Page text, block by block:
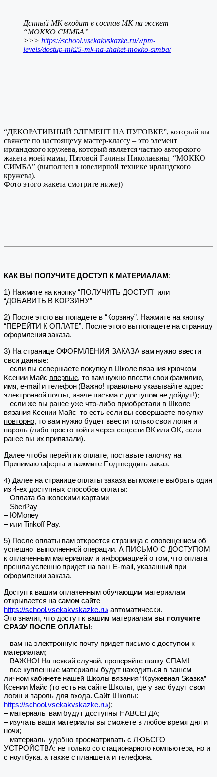
Данный МК входит в состав МК на жакет
“МОККО СИМБА”
>>> https://school.vsekakvskazke.ru/wpm-
levels/dostup-mk25-mk-na-zhaket-mokko-simba/
“ДЕКОРАТИВНЫЙ ЭЛЕМЕНТ НА ПУГОВКЕ”, который вы
свяжете по настоящему мастер-классу – это элемент
ирландского кружева, который является частью авторского
жакета моей мамы, Пятовой Галины Николаевны, “МОККО
СИМБА” (выполнен в ювелирной технике ирландского
кружева).
Фото этого жакета смотрите ниже))
КАК ВЫ ПОЛУЧИТЕ ДОСТУП К МАТЕРИАЛАМ:
1) Нажмите на кнопку “ПОЛУЧИТЬ ДОСТУП” или
“ДОБАВИТЬ В КОРЗИНУ”.
2) После этого вы попадете в “Корзину”. Нажмите на кнопку
“ПЕРЕЙТИ К ОПЛАТЕ”. После этого вы попадете на страницу
оформления заказа.
3) На странице ОФОРМЛЕНИЯ ЗАКАЗА вам нужно ввести
свои данные:
– если вы совершаете покупку в Школе вязания крючком
Ксении Майс впервые, то вам нужно ввести свои фамилию,
имя, e-mail и телефон (Важно! правильно указывайте адрес
электронной почты, иначе письма с доступом не дойдут!);
– если же вы ранее уже что-либо приобретали в Школе
вязания Ксении Майс, то есть если вы совершаете покупку
повторно, то вам нужно будет ввести только свои логин и
пароль (либо просто войти через соцсети ВК или ОК, если
ранее вы их привязали).
Далее чтобы перейти к оплате, поставьте галочку на
Принимаю оферта и нажмите Подтвердить заказ.
4) Далее на странице оплаты заказа вы можете выбрать один
из 4-ех доступных способов оплаты:
– Оплата банковскими картами
– SberPay
– ЮMoney
– или Tinkoff Pay.
5) После оплаты вам откроется страница с оповещением об
успешно выполненной операции. А ПИСЬМО С ДОСТУПОМ
к оплаченным материалам и информацией о том, что оплата
прошла успешно придет на ваш E-mail, указанный при
оформлении заказа.
Доступ к вашим оплаченным обучающим материалам
открывается на самом сайте
https://school.vsekakvskazke.ru/ автоматически.
Это значит, что доступ к вашим материалам вы получите
СРАЗУ ПОСЛЕ ОПЛАТЫ :
– вам на электронную почту придет письмо с доступом к
материалам;
– ВАЖНО! На всякий случай, проверяйте папку СПАМ!
– все купленные материалы будут находиться в вашем
личном кабинете нашей Школы вязания “Кружевная Sказка”
Ксении Майс (то есть на сайте Школы, где у вас будут свои
логин и пароль для входа. Сайт Школы:
https://school.vsekakvskazke.ru/);
– материалы вам будут доступны НАВСЕГДА;
– изучать ваши материалы вы сможете в любое время дня и
ночи;
– материалы удобно просматривать с ЛЮБОГО
УСТРОЙСТВА: не только со стационарного компьютера, но и
с ноутбука, а также с планшета и телефона.